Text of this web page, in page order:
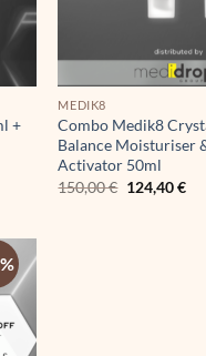
+
MEDIK8
Combo Medik8
Balance Moisturiser
Activator 50ml
150,00€ Original
price
124,40€Η